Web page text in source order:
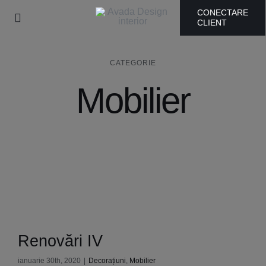
Toggle
Products
CONECTARE
CLIENT
CATEGORIE
Mobilier
Renovări IV
ianuarie 30th, 2020 Decorațiuni, Mobilier